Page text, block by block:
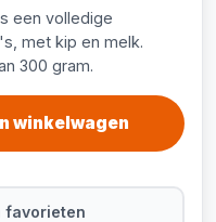
een volledige
met kip en melk.
300 gram.
winkelwagen
favorieten